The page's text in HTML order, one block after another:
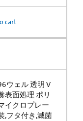
cart
ウェル 透明 V
表面処理 ポリ
イクロプレー
,フタ付き,滅菌